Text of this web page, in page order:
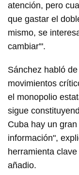
atención, pero
que gastar el
mismo, se
cambiar'".
Sánchez habló
movimientos
el monopolio
sigue
Cuba hay un
información",
herramienta
añadio.